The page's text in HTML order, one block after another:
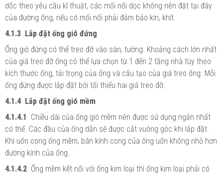
dốc theo yêu cầu kĩ thuật, các mối nối dọc không nên đặt tại đáy
của đường ống, nếu có mối nối phải đảm bảo kín, khít.
4.1.3 Lắp đặt ống gió đứng
Ống gió đứng có thể treo đỡ vào sàn, tường. Khoảng cách lớn nhất
của giá treo đỡ ống có thể lựa chọn từ 1 đến 2 tầng nhà tùy theo
kích thước ống, tải trọng của ống và cấu tạo của giá treo ống. Mỗi
ống đứng được lắp đặt bởi tối thiểu hai giá treo đỡ.
4.1.4 Lắp đặt ống gió mềm
4.1.4.1 Chiều dài của ống gió mềm nên được sử dụng ngắn nhất
có thể. Các đầu của ống dẫn sẽ được cắt vuông góc khi lắp đặt.
Khi uốn cong ống mềm, bán kính cong của ống uốn không nhỏ hơn
đường kính của ống.
4.1.4.2 Ống mềm kết nối với ống kim loại thì ống kim loại phải có